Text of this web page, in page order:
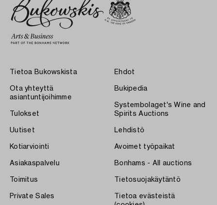
Tietoa Bukowskista
Ota yhteyttä
asiantuntijoihimme
Tulokset
Uutiset
Kotiarviointi
Asiakaspalvelu
Toimitus
Private Sales
Ehdot
Bukipedia
Systembolaget's Wine and
Spirits Auctions
Lehdistö
Avoimet työpaikat
Bonhams - All auctions
Tietosuojakäytäntö
Tietoa evästeistä